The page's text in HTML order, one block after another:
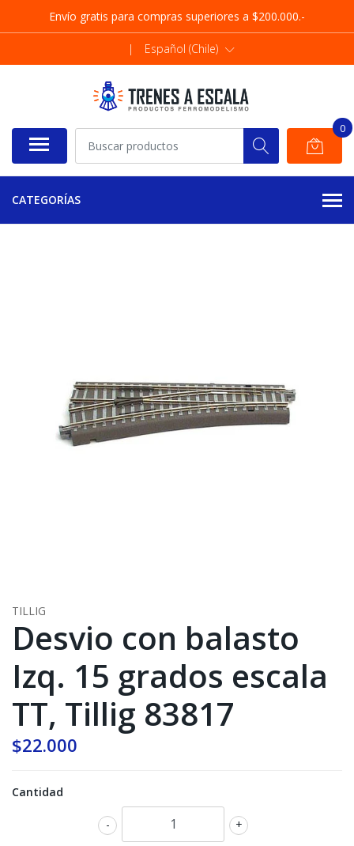
Envío gratis para compras superiores a $200.000.-
| Español (Chile)
0
CATEGORÍAS
TILLIG
Desvio con balasto
Izq. 15 grados escala
TT, Tillig 83817
$22.000
Cantidad
+
-